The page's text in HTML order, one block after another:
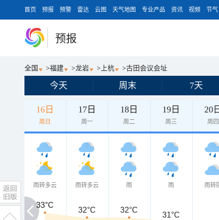
首页 预报 预警 雷达 云图 天气地图 专业产品 资讯 视频 节气
预报
全国 >福建 >龙岩 > 上杭 >古田会议会址
今天 周末 7天
16日
周日
17日
周一
18日
周二
19日
周三
20
周四
雨转多云 雨转多云 雨 雨 雨转
33°C
33°C
32°C 32°C
31°C